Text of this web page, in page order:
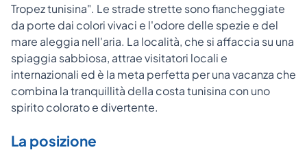
Tropez tunisina". Le strade strette sono fiancheggiate
da porte dai colori vivaci e l'odore delle spezie e del
mare aleggia nell'aria. La località, che si affaccia su una
spiaggia sabbiosa, attrae visitatori locali e
internazionali ed è la meta perfetta per una vacanza che
combina la tranquillità della costa tunisina con uno
spirito colorato e divertente.
La posizione